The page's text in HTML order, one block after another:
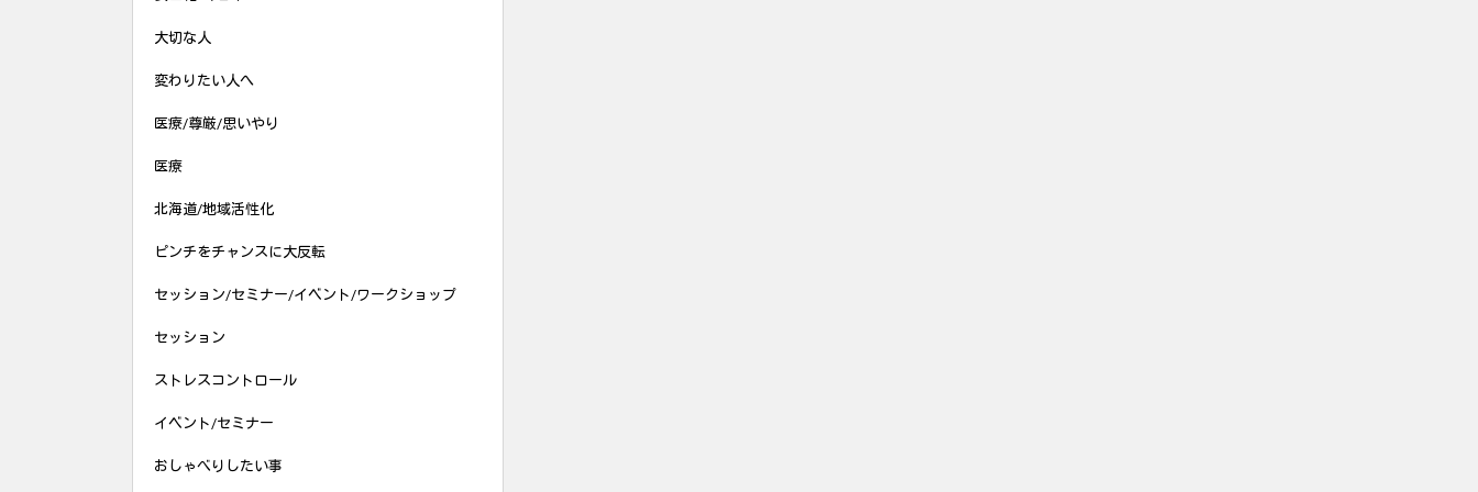
大切な人
変わりたい人へ
医療/尊厳/思いやり
医療
北海道/地域活性化
ピンチをチャンスに大反転
セッション/セミナー/イベント/ワークショップ
セッション
ストレスコントロール
イベント/セミナー
おしゃべりしたい事